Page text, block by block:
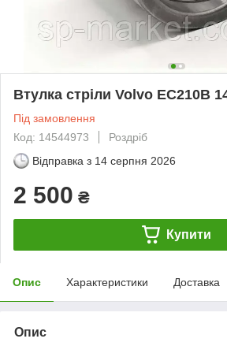
Втулка стріли Volvo EC210B
Під замовлення
Код: 14544973
Роздріб
Відправка з 14 серпня 2026
2 500 ₴
Купити
Опис Характеристики Доставка
Опис